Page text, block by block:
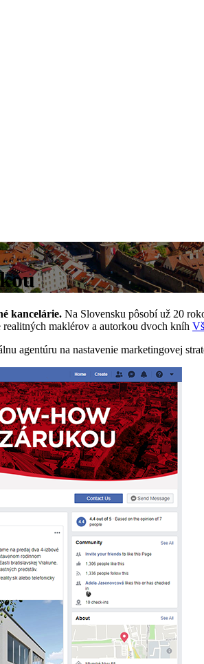
kancelárie. Na Slovensku pôsobí už 20
maklérov a autorkou dvoch kníh
agentúru na nastavenie marketingovej